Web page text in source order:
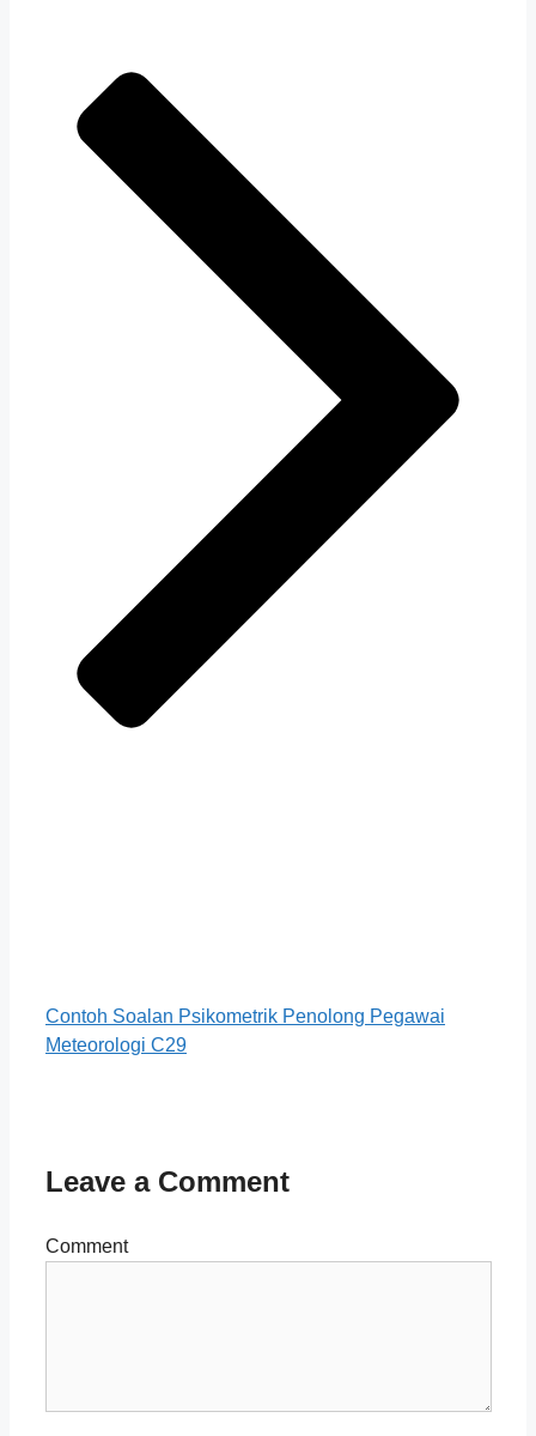
Contoh Soalan Psikometrik Penolong Pegawai
Meteorologi C29
Leave a Comment
Comment